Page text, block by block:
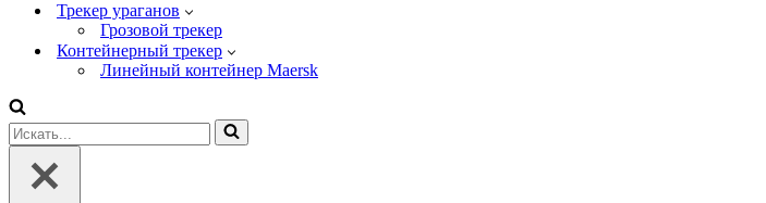
Трекер ураганов
Грозовой трекер
Контейнерный трекер
Линейный контейнер Maersk
Искать...